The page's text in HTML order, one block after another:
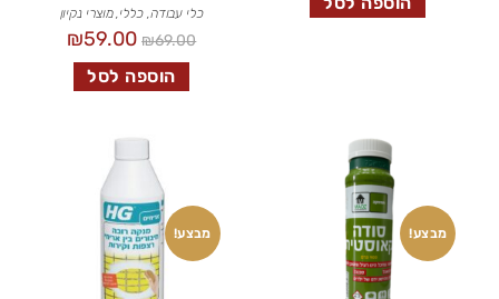
כלי עבודה,כללי,מוצרי נקיון
₪69.00
₪59.00
הוספה לסל
מבצע! מבצע!